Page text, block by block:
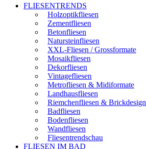
FLIESENTRENDS
Holzoptikfliesen
Zementfliesen
Betonfliesen
Natursteinfliesen
XXL-Fliesen / Grossformate
Mosaikfliesen
Dekorfliesen
Vintagefliesen
Metrofliesen & Midiformate
Landhausfliesen
Riemchenfliesen & Brickdesign
Badfliesen
Bodenfliesen
Wandfliesen
Fliesentrendschau
FLIESEN IM BAD